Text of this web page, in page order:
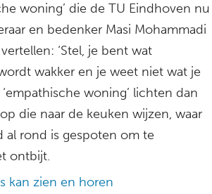
woning’ die de TU Eindhoven nu
en bedenker Masi Mohammadi
‘Stel, je bent wat
wakker en je weet niet wat je
woning’ lichten dan
die naar de keuken wijzen, waar
al rond is gespoten om te
ontbijt.
kan zien en horen